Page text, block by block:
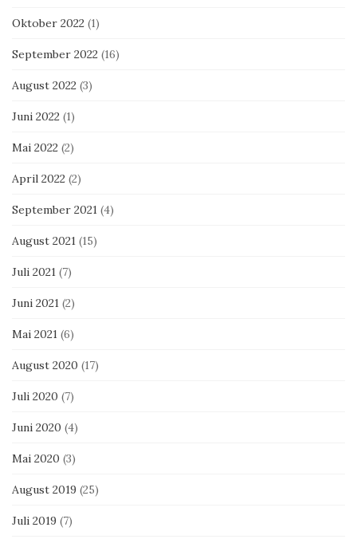
Oktober 2022 (1)
September 2022 (16)
August 2022 (3)
Juni 2022 (1)
Mai 2022 (2)
April 2022 (2)
September 2021 (4)
August 2021 (15)
Juli 2021 (7)
Juni 2021 (2)
Mai 2021 (6)
August 2020 (17)
Juli 2020 (7)
Juni 2020 (4)
Mai 2020 (3)
August 2019 (25)
Juli 2019 (7)